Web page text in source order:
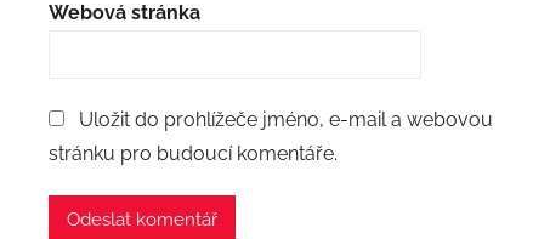
Webová stránka
Uložit do prohlížeče jméno, e-mail a webovou
stránku pro budoucí komentáře.